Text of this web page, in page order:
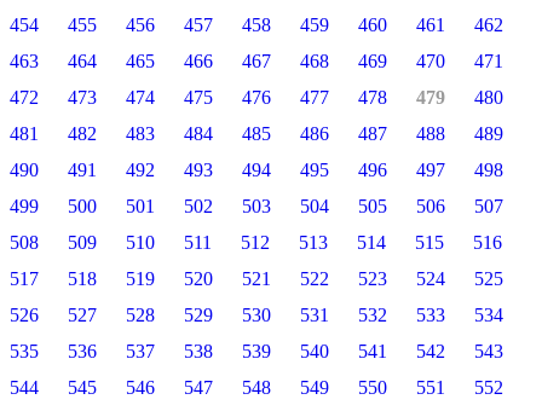
454
455 456 457 458 459 460 461
462
463
464 465 466 467 468 469 470
471
472
473 474 475 476 477 478 479
480
481
482 483 484 485 486 487 488
489
490
491 492 493 494 495 496 497
498
499
500 501 502 503 504 505 506
507
508
509 510 511 512 513 514 515
516
517
518 519 520 521 522 523 524
525
526
527 528 529 530 531 532 533
534
535
536 537 538 539 540 541 542
543
544
545 546 547 548 549 550 551
552